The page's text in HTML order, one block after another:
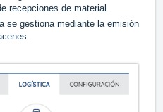
recepciones de material.
se gestiona mediante la emisión